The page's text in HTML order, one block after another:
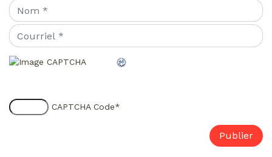
CAPTCHA Code*